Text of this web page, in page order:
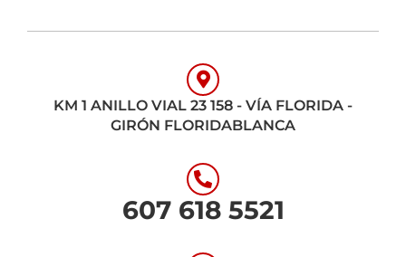
KM 1 ANILLO VIAL 23 158 - VÍA FLORIDA -
GIRÓN FLORIDABLANCA
607 618 5521